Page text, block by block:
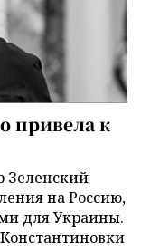
привела к
Зеленский
на Россию,
для Украины.